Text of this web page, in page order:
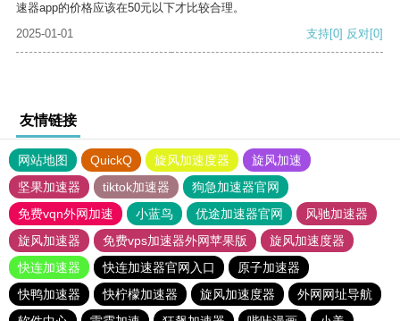
速器app的价格应该在50元以下才比较合理。
2025-01-01
支持[0] 反对[0]
友情链接
网站地图 QuickQ 旋风加速度器
旋风加速
坚果加速器
tiktok加速器
狗急加速器官网
免费vqn外网加速
小蓝鸟 优途加速器官网
风驰加速器
旋风加速器
免费vps加速器外网苹果版
旋风加速度器
快连加速器
快连加速器官网入口
原子加速器
快鸭加速器
快柠檬加速器 旋风加速度器
外网网址导航